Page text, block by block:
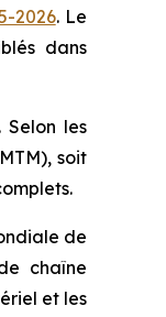
2026. Le
dans
les
soit
de
chaîne
et les